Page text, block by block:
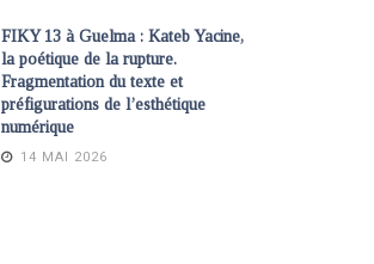
FIKY 13 à Guelma : Kateb Yacine,
la poétique de la rupture.
Fragmentation du texte et
préfigurations de l’esthétique
numérique
14 MAI 2026